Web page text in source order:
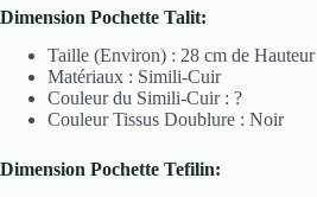
Dimension Pochette Talit:
Taille (Environ) : 28 cm de
Matériaux : Simili-Cuir
Couleur du Simili-Cuir : ?
Couleur Tissus Doublure : Noir
Dimension Pochette Tefilin: